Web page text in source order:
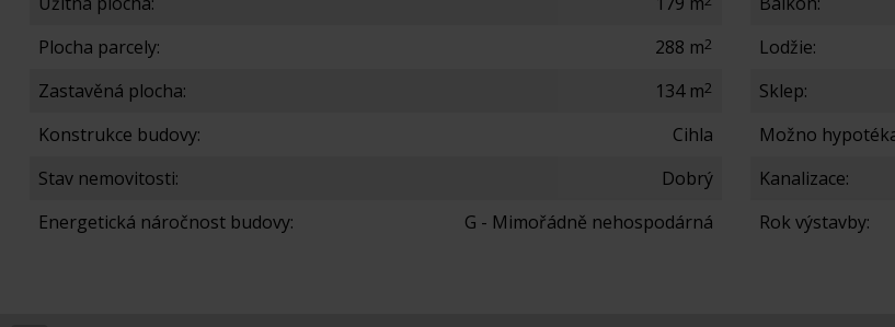
Plocha parcely: 288 m2
Zastavěná plocha: 134 m2
Konstrukce budovy:
Cihla
Stav nemovitosti:
Dobrý
Energetická náročnost budovy:
G - Mimořádně nehospodárná
Lodžie:
Sklep:
Možno
Kanalizace:
Rok výstavby: